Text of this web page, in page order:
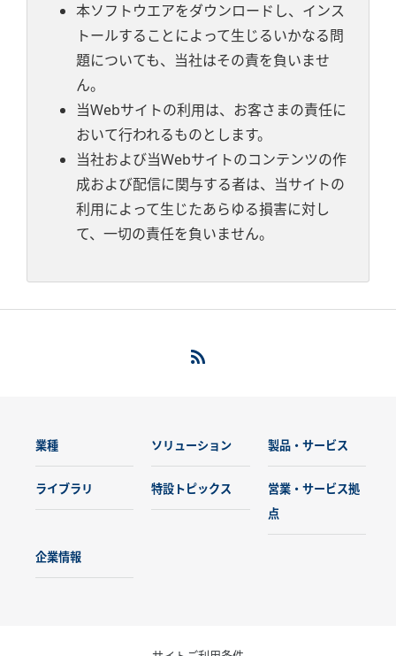
本ソフトウエアをダウンロードし、インス
トールすることによって生じるいかなる問
題についても、当社はその責を負いませ
ん。
当Webサイトの利用は、お客さまの責任に
おいて行われるものとします。
当社および当Webサイトのコンテンツの作
成および配信に関与する者は、当サイトの
利用によって生じたあらゆる損害に対し
て、一切の責任を負いません。
業種 ソリューション 製品・サービス
ライブラリ 特設トピックス
営業・サービス拠
点
企業情報